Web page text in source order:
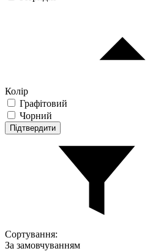
Колір
Графітовий
Чорний
Підтвердити
Сортування:
За замовчуванням